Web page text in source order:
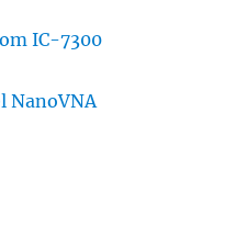
IC-7300
NanoVNA